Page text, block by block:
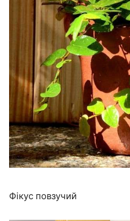
Фікус повзучий